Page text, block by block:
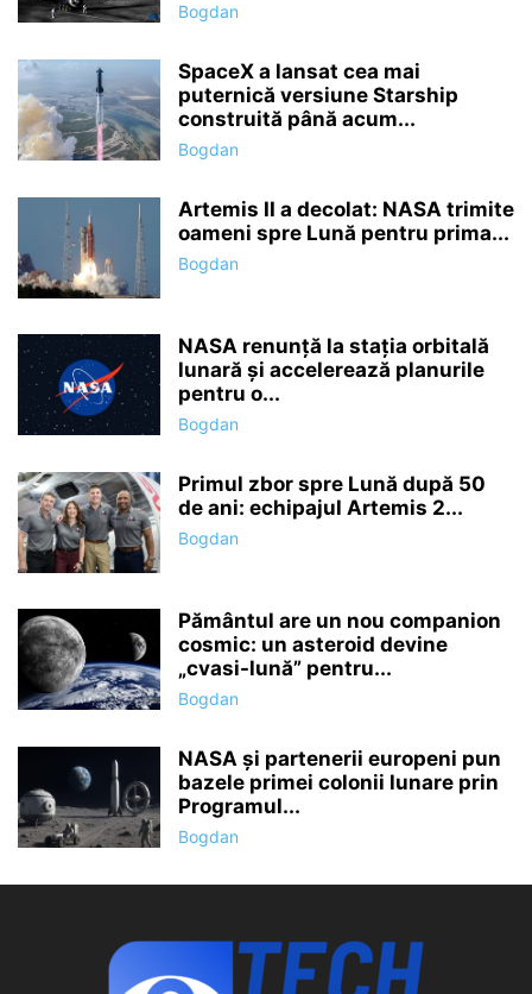
Bogdan
SpaceX a lansat cea mai
puternică versiune Starship
construită până acum...
Bogdan
Artemis II a decolat: NASA trimite
oameni spre Lună pentru prima...
Bogdan
NASA renunță la stația orbitală
lunară și accelerează planurile
pentru o...
Bogdan
Primul zbor spre Lună după 50
de ani: echipajul Artemis 2...
Bogdan
Pământul are un nou companion
cosmic: un asteroid devine
„cvasi-lună” pentru...
Bogdan
NASA și partenerii europeni pun
bazele primei colonii lunare prin
Programul...
Bogdan